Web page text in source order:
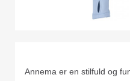
Annema er en stilfuld og